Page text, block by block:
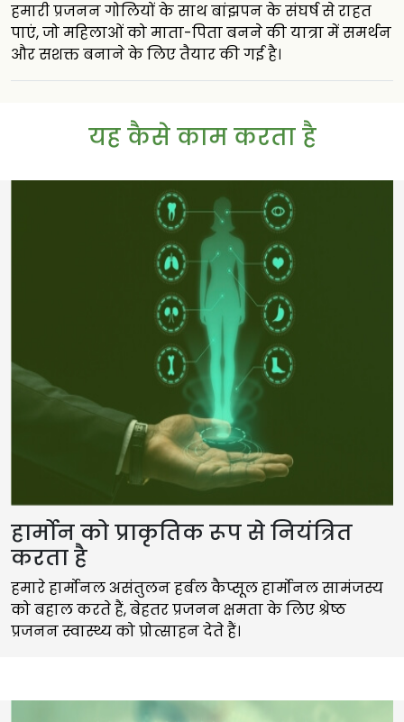
हमारी प्रजनन गोलियों के साथ बांझपन के संघर्ष से राहत
पाएं, जो महिलाओं को माता-पिता बनने की यात्रा में समर्थन
और सशक्त बनाने के लिए तैयार की गई है।
यह कैसे काम करता है
हार्मोन को प्राकृतिक रूप से नियंत्रित
करता है
हमारे हार्मोनल असंतुलन हर्बल कैप्सूल हार्मोनल सामंजस्य
को बहाल करते हैं, बेहतर प्रजनन क्षमता के लिए श्रेष्ठ
प्रजनन स्वास्थ्य को प्रोत्साहन देते हैं।